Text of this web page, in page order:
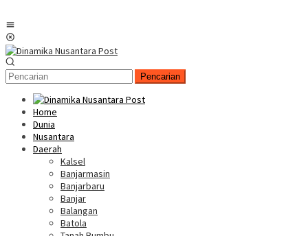
Pencarian
Home
Dunia
Nusantara
Daerah
Kalsel
Banjarmasin
Banjarbaru
Banjar
Balangan
Batola